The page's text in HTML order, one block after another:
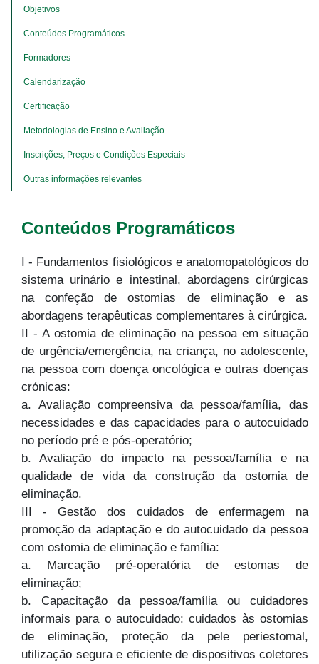
Conteúdos Programáticos
I - Fundamentos fisiológicos e anatomopatológicos do
sistema urinário e intestinal, abordagens cirúrgicas
na confeção de ostomias de eliminação e as
abordagens terapêuticas complementares à cirúrgica.
II - A ostomia de eliminação na pessoa em situação
de urgência/emergência, na criança, no adolescente,
na pessoa com doença oncológica e outras doenças
crónicas:
a. Avaliação compreensiva da pessoa/família, das
necessidades e das capacidades para o autocuidado
no período pré e pós-operatório;
b. Avaliação do impacto na pessoa/família e na
qualidade de vida da construção da ostomia de
eliminação.
III - Gestão dos cuidados de enfermagem na
promoção da adaptação e do autocuidado da pessoa
com ostomia de eliminação e família:
a. Marcação pré-operatória de estomas de
eliminação;
b. Capacitação da pessoa/família ou cuidadores
informais para o autocuidado: cuidados às ostomias
de eliminação, proteção da pele periestomal,
utilização segura e eficiente de dispositivos coletores
Objetivos
Conteúdos Programáticos
Formadores
Calendarização
Certificação
Metodologias de Ensino e Avaliação
Inscrições, Preços e Condições Especiais
Outras informações relevantes